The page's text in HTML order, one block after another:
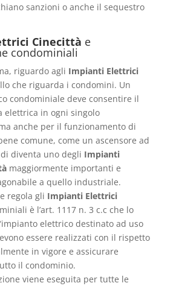
sanzioni o anche il sequestro
Cinecittà e
condominiali
riguardo agli Impianti Elettrici
che riguarda i condomini. Un
condominiale deve consentire il
elettrica in ogni singolo
anche per il funzionamento di
comune, come un ascensore ad
diventa uno degli Impianti
maggiormente importanti e
a quello industriale.
regola gli Impianti Elettrici
è l’art. 1117 n. 3 c.c che lo
elettrico destinato ad uso
essere realizzati con il rispetto
in vigore e assicurare
il condominio.
viene eseguita per tutte le